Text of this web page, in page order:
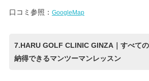
口コミ参照： GoogleMap
7.HARU GOLF CLINIC GINZA｜すべて
納得できるマンツーマンレッスン